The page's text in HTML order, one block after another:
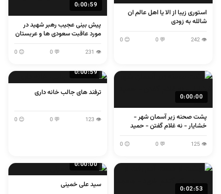
استوری زیبا از الا یا اهل عالم ان
شالله به زودی
👁 242
💬 0
😊 0
0:00:59
پیش بینی عجیب رهبر شهید در
مورد عاقبت سعودی ها و عربستان
👁 231
💬 0
😊 0
0:00:00
پشت صحنه زیر آسمان شهر -
خشایار - نه غلام گفتن - حمید
👁 125
💬 0
😊 0
0:00:59
ترفند های جالب خانه داری
👁 123
💬 0
😊 0
0:02:53
0:00:00
سید علی خمینی